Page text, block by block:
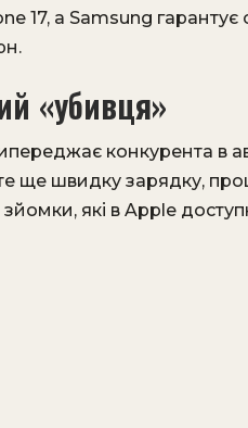
17, а Samsung гарантує
«убивця»
конкурента в
ще швидку зарядку,
які в Apple